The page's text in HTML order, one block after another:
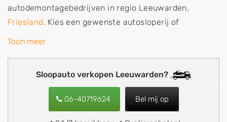
Sloopauto verkopen Leeuwarden?
06-40719624 Bel mij op
autodemontagebedrijven in regio Leeuwarden,
Friesland. Kies een gewenste autosloperij of
autosloop uit de lijst die gespecialiseerd is in de
onderdelen of in de inkoop van sloopauto's,
schadeauto's en tweedehands auto's (ook zonder apk
keuring). Wilt u uw auto, camper, vrachtwagen, motor
of brommobiel snel en eenvoudig verkopen aan een
Toon meer